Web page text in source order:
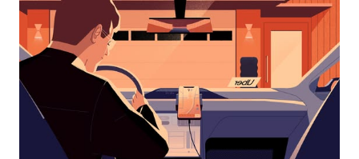
seleccionar
una
fecha.
Pulsa
el
botón
escape